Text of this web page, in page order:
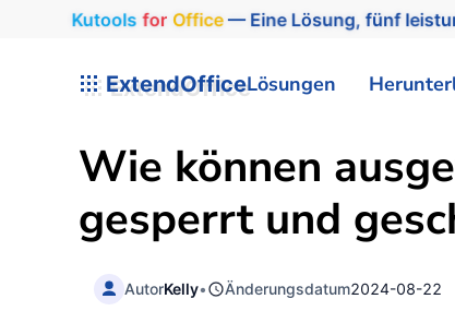
Kutools for Office— Eine Lösung, fünf
ExtendOfficeLösungen
Wie können
gesperrt und
AutorKelly• Änderungsdatum2024-08-22